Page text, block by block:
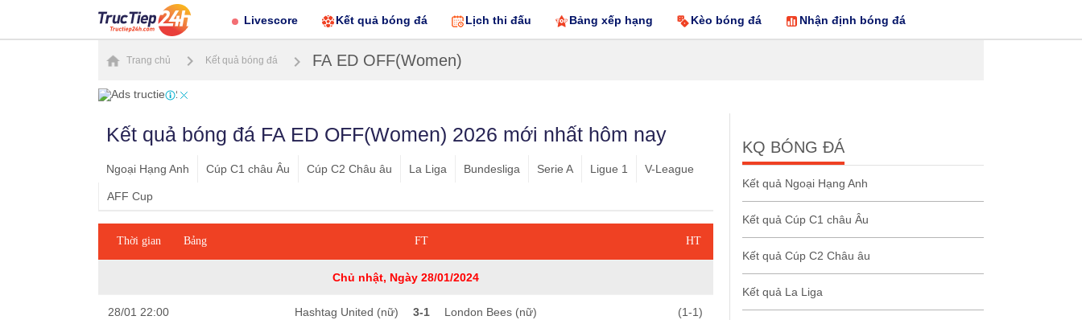
Livescore Kết quả bóng đá Lịch thi đấu Bảng xếp hạng Kèo bóng đá Nhận định bóng đá
Trang chủ Kết quả bóng đá FA ED OFF(Women)
Kết quả bóng đá FA ED OFF(Women) 2026 mới nhất hôm nay
Ngoại Hạng Anh Cúp C1 châu Âu Cúp C2 Châu âu La Liga Bundesliga Serie A Ligue 1 V-League
AFF Cup
Thời gian Bảng FT HT
Chủ nhật, Ngày 28/01/2024
28/01 22:00 Hashtag United (nữ) 3-1 London Bees (nữ) (1-1)
KQ BÓNG ĐÁ
Kết quả Ngoại Hạng Anh
Kết quả Cúp C1 châu Âu
Kết quả Cúp C2 Châu âu
Kết quả La Liga